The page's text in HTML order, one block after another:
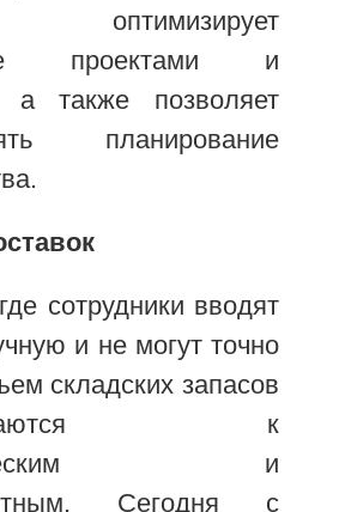
оптимизирует
проектами и
а также позволяет
планирование
сотрудники вводят
и не могут точно
складских запасов
к
и
Сегодня с